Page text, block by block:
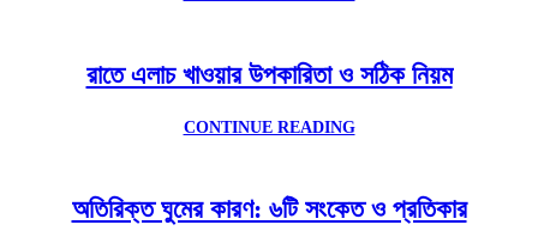
রাতে এলাচ খাওয়ার উপকারিতা ও সঠিক নিয়ম
CONTINUE READING
অতিরিক্ত ঘুমের কারণ: ৬টি সংকেত ও প্রতিকার